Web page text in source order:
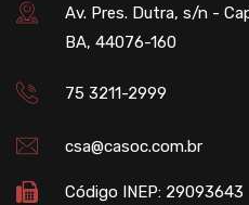
Av. Pres. Dutra, s/n -
BA, 44076-160
75 3211-2999
csa@casoc.com.br
Código INEP: 29093643